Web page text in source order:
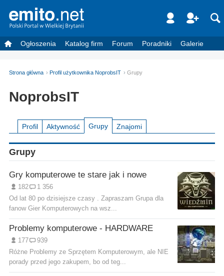
Ogłoszenia Katalog firm Forum Poradniki Galerie
Strona główna Profil użytkownika NoprobsIT Grupy
NoprobsIT
Profil Aktywność Grupy Znajomi
Grupy
Gry komputerowe te stare jak i nowe
182
1 356
Od lat 80 po dzisiejsze czasy . Zapraszam Grupa dla
fanow Gier Komputerowych na wsz...
Problemy komputerowe - HARDWARE
177
939
Różne Problemy ze Sprzętem Komputerowym, ale NIE
porady przed jego zakupem, bo od teg...